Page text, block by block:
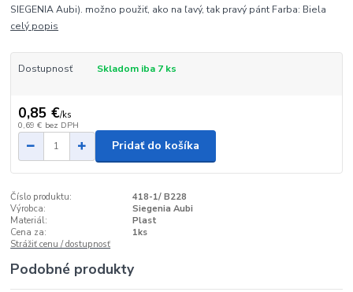
SIEGENIA Aubi). možno použiť, ako na ľavý, tak pravý pánt Farba: Biela
celý popis
Dostupnosť Skladom iba 7 ks
0,85 €/ks
0,69 € bez DPH
Pridať do košíka
Číslo produktu:
418-1/ B228
Výrobca:
Siegenia Aubi
Materiál:
Plast
Cena za:
1ks
Strážiť cenu / dostupnosť
Podobné produkty